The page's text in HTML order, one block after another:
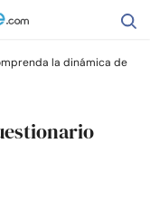
la dinámica de